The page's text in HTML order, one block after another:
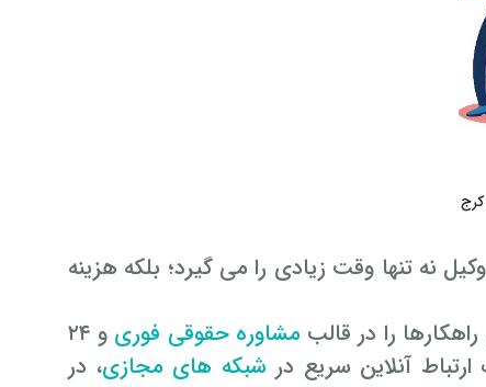
کرج
نه تنها وقت زیادی را می گیرد؛ بلکه هزینه
مشاوره حقوقی فوری
و ۲۴
آنلاین سریع در شبکه های مجازی، در